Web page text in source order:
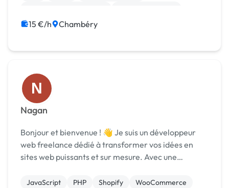
15 €/h Chambéry
N
Nagan
Bonjour et bienvenue ! 👋 Je suis un développeur
web freelance dédié à transformer vos idées en
sites web puissants et sur mesure. Avec une
m'engage à offrir des solutions numériques
JavaScript PHP Shopify
WooCommerce